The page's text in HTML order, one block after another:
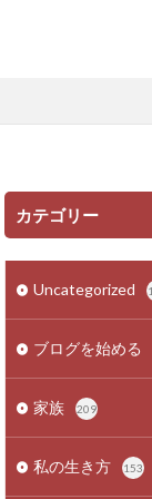
カテゴリー
Uncategorized
ブログを始める
家族 209
私の生き方 153